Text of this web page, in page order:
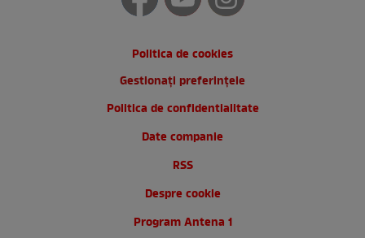
Politica de cookies
Gestionați preferințele
Politica de confidentialitate
Date companie
RSS
Despre cookie
Program Antena 1